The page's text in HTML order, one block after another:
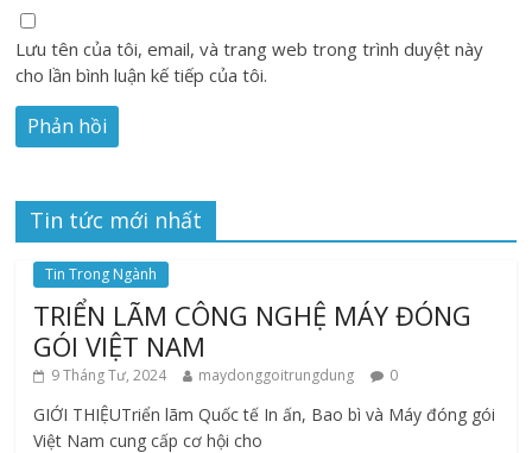
Lưu tên của tôi, email, và trang web trong trình duyệt này
cho lần bình luận kế tiếp của tôi.
Tin tức mới nhất
Tin Trong Ngành
TRIỂN LÃM CÔNG NGHỆ MÁY ĐÓNG
GÓI VIỆT NAM
9 Tháng Tư, 2024 maydonggoitrungdung 0
GIỚI THIỆUTriển lãm Quốc tế In ấn, Bao bì và Máy đóng gói
Việt Nam cung cấp cơ hội cho